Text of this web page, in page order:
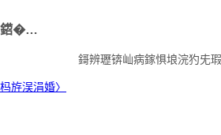
鍣�…
鎶辨瓑锛屾病鎵惧埌浣犳兂
杩斿洖涓婚〉